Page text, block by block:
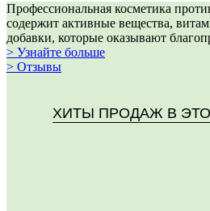
Профессиональная косметика
содержит активные вещества,
добавки, которые оказывают
> Узнайте больше
> Отзывы
ХИТЫ ПРОДАЖ В